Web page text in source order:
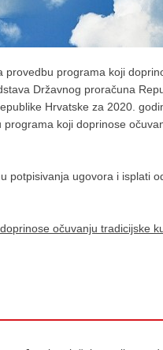
programa koji
Državnog proračuna
Hrvatske za 2020.
koji doprinose
potpisivanja ugovora i isplati
očuvanju tradicijske